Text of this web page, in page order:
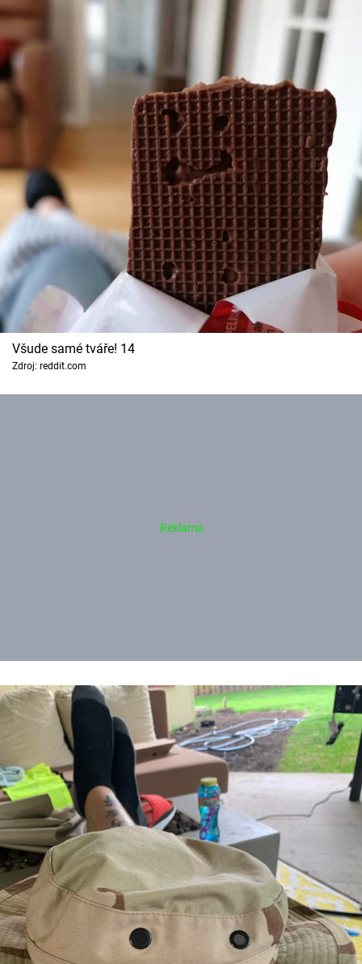
Všude samé tváře! 14
Zdroj: reddit.com